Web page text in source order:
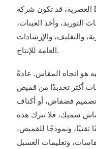
العصرية، قد تكون شركة Billoomi Fashion خياراً مناسباً عندما
التوريد، وأخذ العينات،
والتغليف، والإرشادات
العامة للإنتاج.
هو اتجاه المقاس. عادةً
أكثر تحديدًا من قميص
فضفاض، أو أكتاف
سميك، فلا تترك هذه
ونموذجًا للقميص،